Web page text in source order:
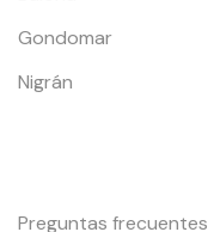
Gondomar
Nigrán
Preguntas frecuentes